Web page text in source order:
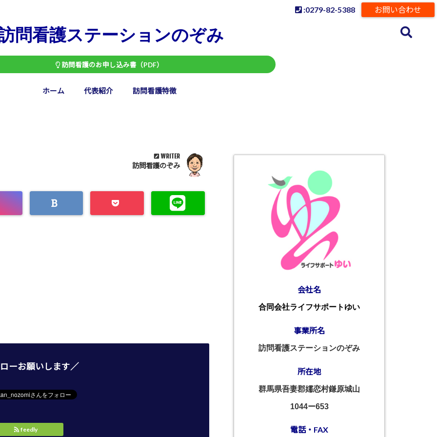
お問い合わせ
:0279-82-5388
問看護ステーションのぞみ
訪問看護のお申し込み書（PDF）
ホーム 代表紹介 訪問看護特徴
WRITER
訪問看護のぞみ
ーお願いします／
feedly
会社名
合同会社ライフサポートゆい
事業所名
訪問看護ステーションのぞみ
所在地
群馬県吾妻郡嬬恋村鎌原城山
1044ー653
電話・FAX